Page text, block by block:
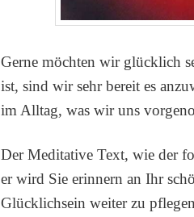
Gerne möchten wir glücklich
ist, sind wir sehr bereit es
im Alltag, was wir uns
Der Meditative Text, wie der
er wird Sie erinnern an Ihr
Glücklichsein weiter zu